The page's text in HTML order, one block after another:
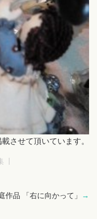
させて頂いています。
作品 「右に向かって」 →